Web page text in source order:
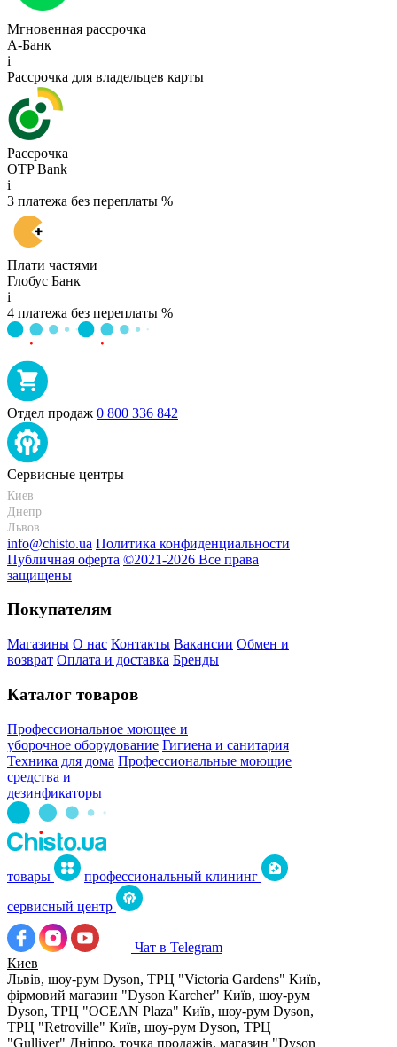
Мгновенная рассрочка
А-Банк
i
Рассрочка для владельцев карты
Рассрочка
OTP Bank
i
3 платежа без переплаты %
Плати частями
Глобус Банк
i
4 платежа без переплаты %
Отдел продаж 0 800 336 842
Сервисные центры
Киев
Днепр
Львов
info@chisto.ua Политика конфиденциальности
Публичная оферта ©2021-2026 Все права
защищены
Покупателям
Магазины О нас Контакты Вакансии Обмен и
возврат Оплата и доставка Бренды
Каталог товаров
Профессиональное моющее и
уборочное оборудование Гигиена и санитария
Техника для дома Профессиональные моющие
средства и
дезинфикаторы
товары
профессиональный клининг
сервисный центр
Чат в Telegram
Киев
Львів, шоу-рум Dyson, ТРЦ "Victoria Gardens" Київ,
фірмовий магазин "Dyson Karcher" Київ, шоу-рум
Dyson, ТРЦ "OCEAN Plaza" Київ, шоу-рум Dyson,
ТРЦ "Retroville" Київ, шоу-рум Dyson, ТРЦ
"Gulliver" Дніпро, точка продажів, магазин "Dyson